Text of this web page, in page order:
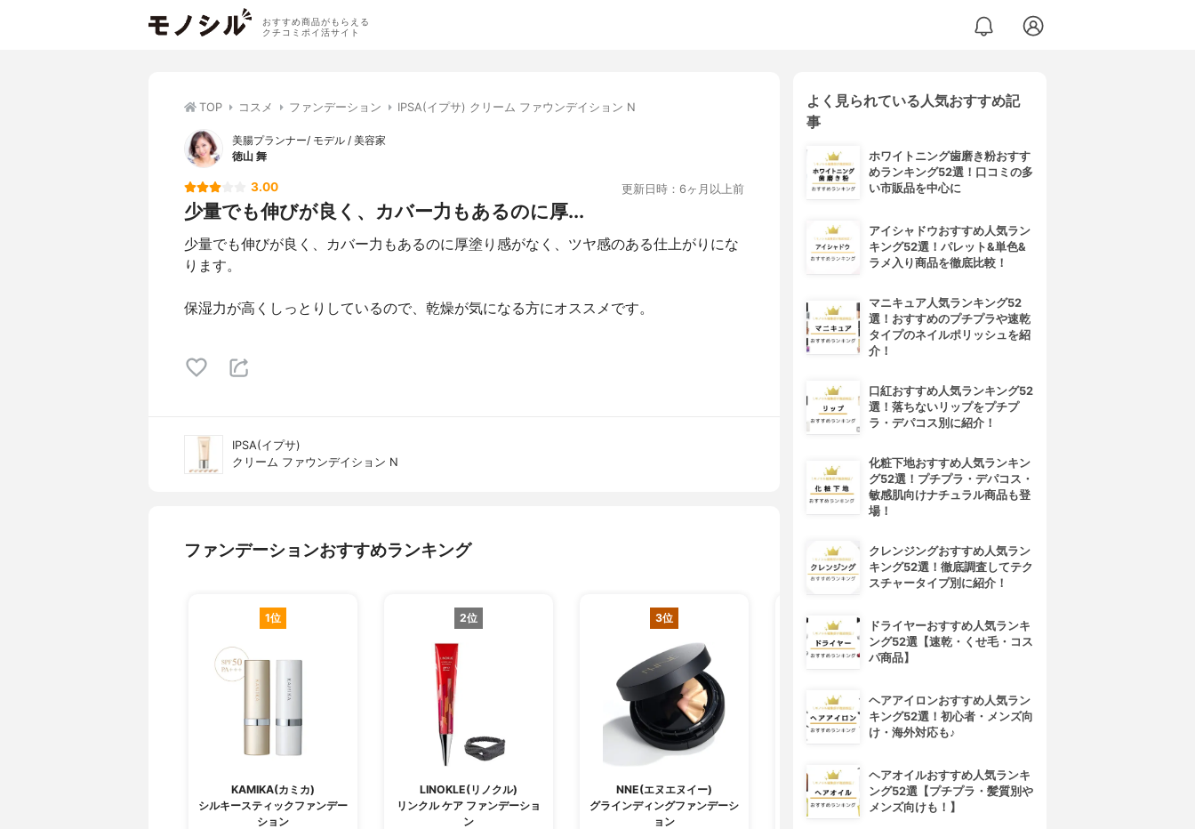
おすすめ商品がもらえる
クチコミポイ活サイト
TOP コスメ ファンデーション IPSA(イプサ) クリーム ファウンデイション N
美腸プランナー/ モデル / 美容家
徳山 舞
3.00 更新日時：6ヶ月以上前
少量でも伸びが良く、カバー力もあるのに厚...
少量でも伸びが良く、カバー力もあるのに厚塗り感がなく、ツヤ感のある仕上がりにな
ります。
保湿力が高くしっとりしているので、乾燥が気になる方にオススメです。
IPSA(イプサ)
クリーム ファウンデイション N
ファンデーションおすすめランキング
1位
KAMIKA(カミカ)
シルキースティックファンデー
ション
2位
LINOKLE(リノクル)
リンクル ケア ファンデーショ
ン
3位
NNE(エヌエヌイー)
グラインディングファンデーシ
ョン
4位
キラ★リズム
WV スキンアップファンデーシ
COVERMARK(カバーマーク)
よく見られている人気おすすめ記
事
ホワイトニング歯磨き粉おすす
めランキング52選！口コミの多
い市販品を中心に
アイシャドウおすすめ人気ラン
キング52選！パレット&単色&
ラメ入り商品を徹底比較！
マニキュア人気ランキング52
選！おすすめのプチプラや速乾
タイプのネイルポリッシュを紹
介！
口紅おすすめ人気ランキング52
選！落ちないリップをプチプ
ラ・デパコス別に紹介！
化粧下地おすすめ人気ランキン
グ52選！プチプラ・デパコス・
敏感肌向けナチュラル商品も登
場！
クレンジングおすすめ人気ラン
キング52選！徹底調査してテク
スチャータイプ別に紹介！
ドライヤーおすすめ人気ランキ
ング52選【速乾・くせ毛・コス
パ商品】
ヘアアイロンおすすめ人気ラン
キング52選！初心者・メンズ向
け・海外対応も♪
ヘアオイルおすすめ人気ランキ
ング52選【プチプラ・髪質別や
メンズ向けも！】